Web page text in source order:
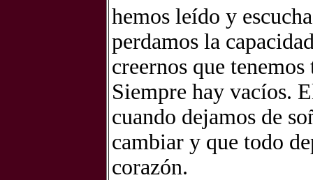
hemos leído y
perdamos la
creernos que
Siempre hay vacíos.
cuando dejamos de
cambiar y que todo
corazón.